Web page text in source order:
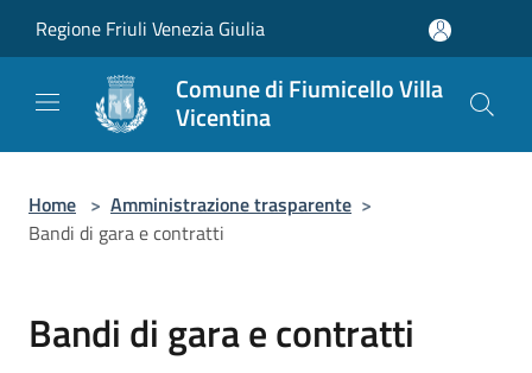
Regione Friuli Venezia Giulia
Comune di Fiumicello Villa
Vicentina
Home > Amministrazione trasparente >
Bandi di gara e contratti
Bandi di gara e contratti